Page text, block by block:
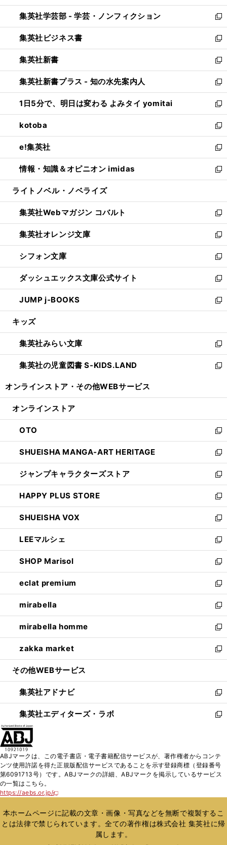
開
く
ウ
で
開
く
ン
ド
ウ
で
開
く
ウ
ィ
ン
ド
ウ
で
開
く
集英社学芸部 - 学芸・ノンフィクション
新
し
い
ウ
ィ
ン
ド
ウ
で
開
く
集英社ビジネス書
新
し
い
ウ
ィ
ン
ド
ウ
で
開
く
集英社新書
新
し
い
ウ
ィ
ン
ド
ウ
で
開
く
集英社新書プラス - 知の水先案内人
新
し
い
ウ
ィ
ン
ド
ウ
で
開
1日5分で、明日は変わる よみタイ yomitai
新
し
い
ウ
ィ
ン
ド
ウ
開
く
kotoba
新
し
い
ウ
ィ
ン
ウ
で
開
く
e!集英社
新
し
い
ウ
ン
ド
ウ
で
開
く
情報・知識＆オピニオン imidas
新
し
ウ
ィ
ン
ド
ウ
で
開
く
ライトノベル・ノベライズ
集英社Webマガジン コバルト
新
し
い
ウ
ィ
ン
ド
ウ
で
開
集英社オレンジ文庫
新
し
い
ウ
ィ
ン
ド
ウ
開
く
シフォン文庫
新
し
い
ウ
ィ
ン
ウ
で
開
く
ダッシュエックス文庫公式サイト
新
し
い
ウ
ン
ド
ウ
で
JUMP j-BOOKS
新
し
ウ
ィ
ン
ド
開
キッズ
集英社みらい文庫
新
し
い
ン
ウ
で
開
く
集英社の児童図書 S-KIDS.LAND
新
ウ
ン
ド
ウ
で
開
く
オンラインストア・ その他WEBサービス
オンラインストア
OTO
新
し
い
ウ
ィ
ン
ド
ウ
で
開
く
SHUEISHA MANGA-ART HERITAGE
新
し
い
ウ
ィ
ン
ド
ウ
で
開
く
ジャンプキャラクターズストア
新
し
い
ウ
ィ
ン
ド
ウ
で
開
く
HAPPY PLUS STORE
新
し
い
ウ
ィ
ン
ド
ウ
で
開
く
SHUEISHA VOX
新
し
い
ウ
ィ
ン
ド
ウ
で
開
く
LEEマルシェ
新
し
い
ウ
ィ
ン
ド
ウ
で
開
く
SHOP Marisol
新
し
い
ウ
ィ
ン
ド
ウ
で
開
eclat premium
新
し
い
ウ
ィ
ン
ド
ウ
開
く
mirabella
新
し
い
ウ
ィ
ン
ウ
で
開
く
mirabella homme
新
し
い
ウ
ン
ド
ウ
で
zakka market
新
し
ウ
ィ
ン
ド
く
その他WEBサービス
集英社アドナビ
新
し
い
ド
ウ
で
集英社エディターズ・ラボ
新
ィ
ン
開
く
ABJマークは、この電子書店・電子書籍配信サービスが、著作権者からコンテ
ンツ使用許諾を得た正規版配信サービスであることを示す登録商標（登録番号
第6091713号）です。ABJマークの詳細、ABJマークを掲示しているサービス
の一覧はこちら。
https://aebs.or.jp/
新
い
ウ
ィ
本ホームページに記載の文章・画像・写真などを無断で複製するこ
とは法律で禁じられています。全ての著作権は株式会社 集英社に帰
属します。